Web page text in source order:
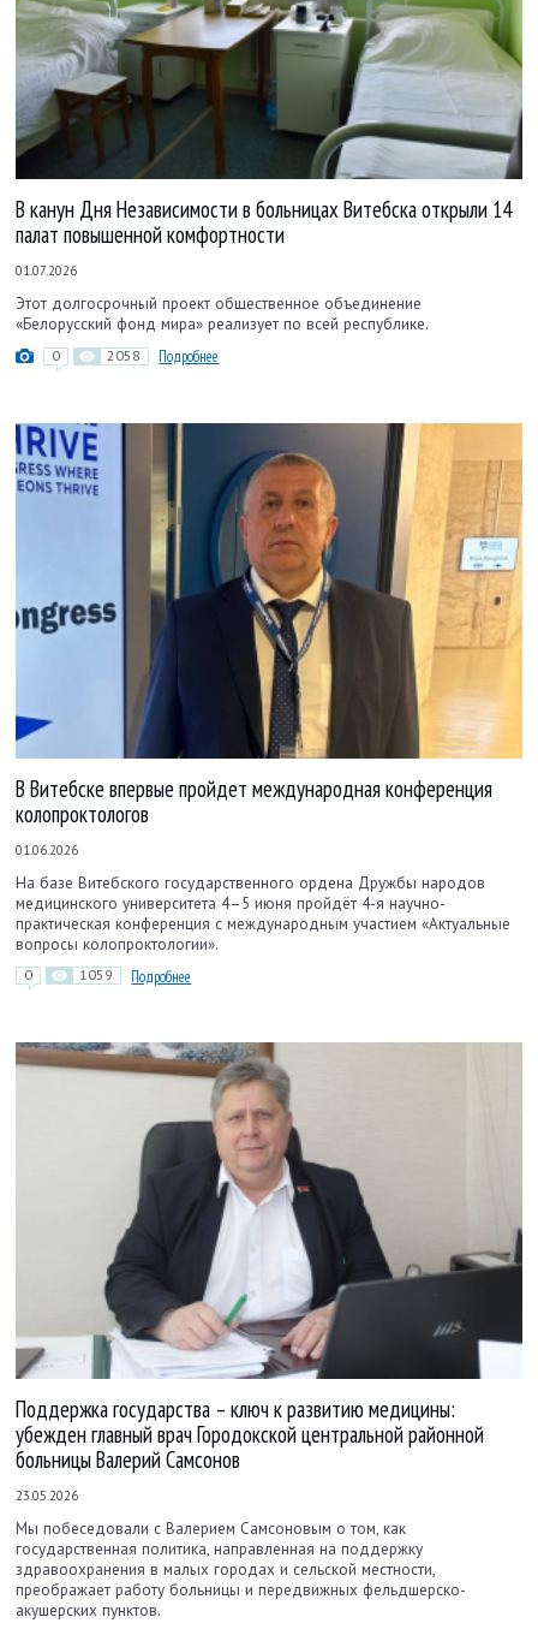
В канун Дня Независимости в больницах Витебска открыли 14
палат повышенной комфортности
01.07.2026
Этот долгосрочный проект общественное объединение
«Белорусский фонд мира» реализует по всей республике.
0 2058 Подробнее
В Витебске впервые пройдет международная конференция
колопроктологов
01.06.2026
На базе Витебского государственного ордена Дружбы народов
медицинского университета 4–5 июня пройдёт 4-я научно-
практическая конференция с международным участием «Актуальные
вопросы колопроктологии».
0 1059 Подробнее
Поддержка государства – ключ к развитию медицины:
убежден главный врач Городокской центральной районной
больницы Валерий Самсонов
23.05.2026
Мы побеседовали с Валерием Самсоновым о том, как
государственная политика, направленная на поддержку
здравоохранения в малых городах и сельской местности,
преображает работу больницы и передвижных фельдшерско-
акушерских пунктов.